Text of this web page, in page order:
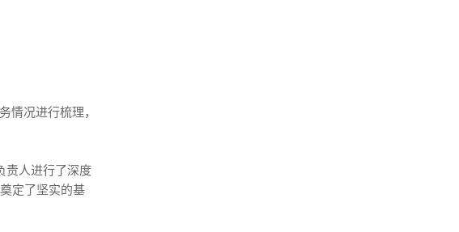
情况进行梳理，
责人进行了深度
定了坚实的基